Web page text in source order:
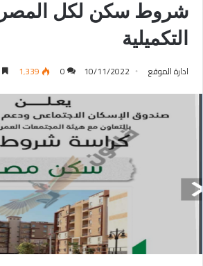
التكميلية
ادارة الموقع 10/11/2022
0 1٬339